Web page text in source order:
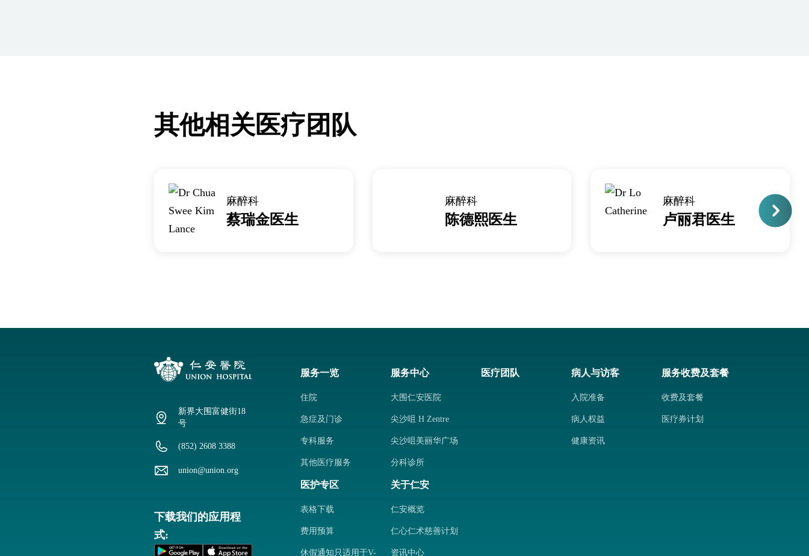
其他相关医疗团队
麻醉科
蔡瑞金医生
麻醉科
陈德熙医生
麻醉科
卢丽君医生
新界大围富健街18
号
(852) 2608 3388
union@union.org
下载我们的应用程
式:
服务一览
住院
急症及门诊
专科服务
其他医疗服务
服务中心
大围仁安医院
尖沙咀 H Zentre
尖沙咀美丽华广场
分科诊所
医疗团队 病人与访客
入院准备
病人权益
健康资讯
服务收费及套餐
收费及套餐
医疗券计划
医护专区
表格下载
费用预算
休假通知只适用于V-
关于仁安
仁安概览
仁心仁术慈善计划
资讯中心